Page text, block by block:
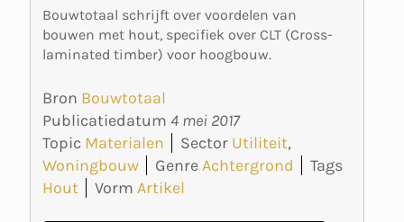
Bouwtotaal schrijft over voordelen van
bouwen met hout, specifiek over CLT (Cross-
laminated timber) voor hoogbouw.
Bron Bouwtotaal
Publicatiedatum 4 mei 2017
Topic Materialen Sector Utiliteit,
Woningbouw
GenreAchtergrond
Tags
Hout
Vorm Artikel